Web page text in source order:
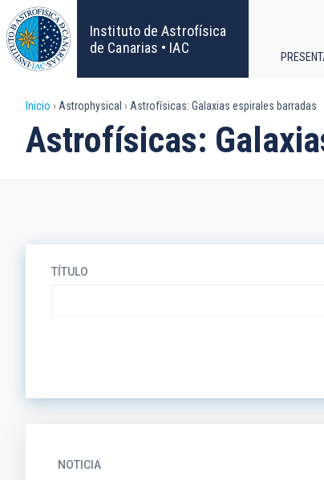
Pasar
al
contenido
principal
Instituto de Astrofísica
de Canarias • IAC
Sobrescribir
enlaces
Inicio Astrophysical Astrofísicas: Galaxias espirales barradas
Astrofísicas:
TÍTULO
NOTICIA